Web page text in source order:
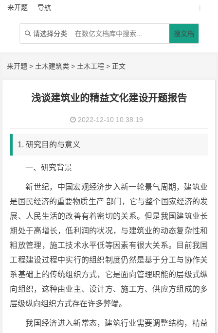
来开题 导航 |
 请选择分类 搜文档
来开题 > 土木建筑类 > 土木工程 > 正文
浅谈建筑业的精益文化建设开题报告
2022-12-10 10:38:19
1. 研究目的与意义
一、研究背景
新世纪，中国宏观经济步入新一轮景气周期，建筑业
是国民经济的重要物质生产 部门，它与整个国家经济的发
展、人民生活的改善有着密切的关系。但是我国建筑业长
期处于高增长，低利润的状况，与建筑业的动态复杂性和
粗放管理，施工技术水平低等因素有很大关系。目前我国
工程建设过程中实行的组织制度仍然是基于分工与协作关
系基础上的传统组织方式，它是面向管理职能的层级式纵
向组织，这种由业主、设计方、施工方、供应方组成的多
层级纵向组织方式存在许多弊端。
我国经济进入新常态，建筑行业需要调整结构，精益